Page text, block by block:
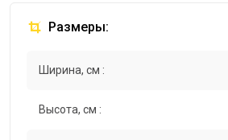
Размеры:
Ширина, см :
Высота, см :